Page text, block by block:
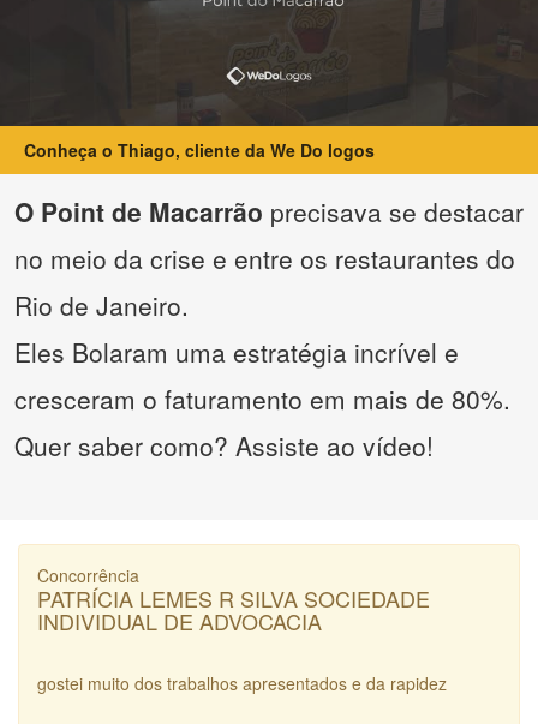
Conheça o Thiago, cliente da We Do logos
O Point de Macarrão precisava se destacar
no meio da crise e entre os restaurantes do
Rio de Janeiro.
Eles Bolaram uma estratégia incrível e
cresceram o faturamento em mais de 80%.
Quer saber como? Assiste ao vídeo!
Concorrência
PATRÍCIA LEMES R SILVA SOCIEDADE
INDIVIDUAL DE ADVOCACIA
gostei muito dos trabalhos apresentados e da rapidez